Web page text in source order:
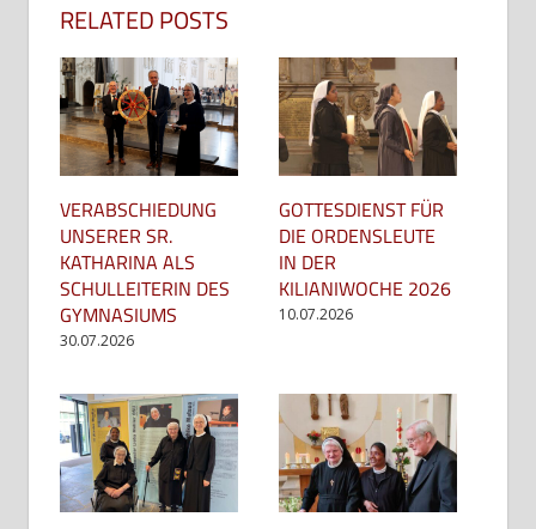
RELATED POSTS
VERABSCHIEDUNG
UNSERER SR.
KATHARINA ALS
SCHULLEITERIN DES
GYMNASIUMS
30.07.2026
GOTTESDIENST FÜR
DIE ORDENSLEUTE
IN DER
KILIANIWOCHE 2026
10.07.2026